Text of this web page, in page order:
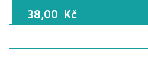
38,00 Kč